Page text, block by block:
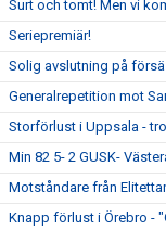
Surt och tomt! Men vi
Seriepremiär!
Solig avslutning på
Generalrepetition mot
Storförlust i Uppsala -
Min 82 5- 2 GUSK-
Motståndare från
Knapp förlust i Örebro -